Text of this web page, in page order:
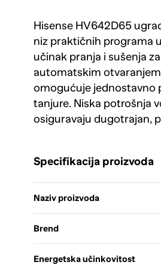
Hisense HV642D65
niz praktičnih programa
učinak pranja i sušenja
automatskim
omogućuje jednostavno
tanjure. Niska potrošnja
osiguravaju dugotrajan,
Specifikacija proizvoda
Naziv proizvoda
Brend
Energetska učinkovitost